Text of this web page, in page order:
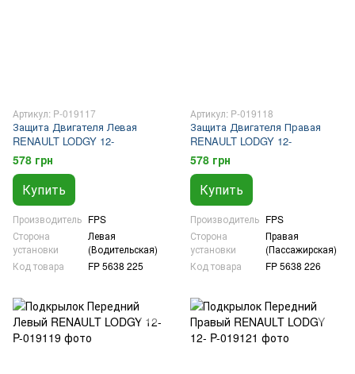
Артикул: P-019117
Защита Двигателя Левая
RENAULT LODGY 12-
578 грн
Купить
Производитель FPS
Сторона
установки
Левая
(Водительская)
Код товара
FP 5638 225
Артикул: P-019118
Защита Двигателя Правая
RENAULT LODGY 12-
578 грн
Купить
Производитель FPS
Сторона
установки
Правая
(Пассажирская)
Код товара
FP 5638 226